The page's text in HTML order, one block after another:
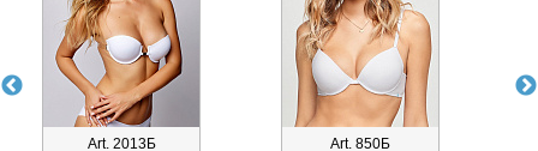
Art. 2013Б
Art. 850Б